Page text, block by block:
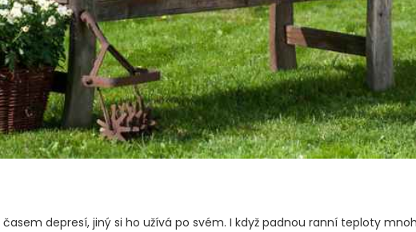
depresí, jiný si ho užívá po svém. I když padnou ranní teploty